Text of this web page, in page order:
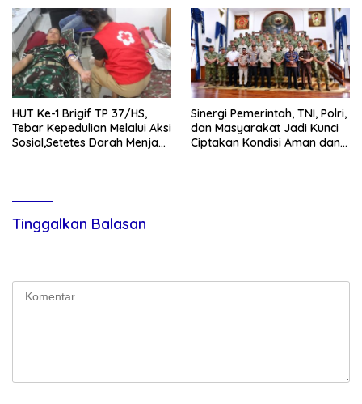
HUT Ke-1 Brigif TP 37/HS,
Tebar Kepedulian Melalui Aksi
Sosial,Setetes Darah Menjadi
Sinergi Pemerintah, TNI, Polri,
dan Masyarakat Jadi Kunci
Ciptakan Kondisi Aman dan
Tinggalkan Balasan